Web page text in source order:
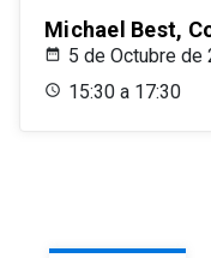
Michael Best,
5 de Octubre de
15:30 a 17:30